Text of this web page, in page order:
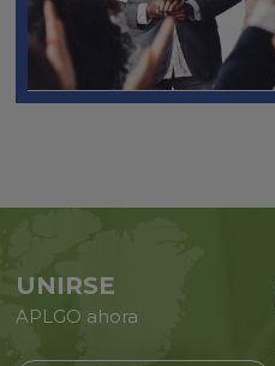
UNIRSE
APLGO ahora